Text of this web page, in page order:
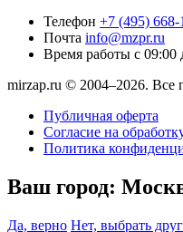
Телефон +7 (495) 668-
Почта info@mzpr.ru
Время работы с 09:00
mirzap.ru © 2004–2026. Все
Публичная оферта
Согласие на
Политика
Ваш город:
Да, верно Нет, выбрать